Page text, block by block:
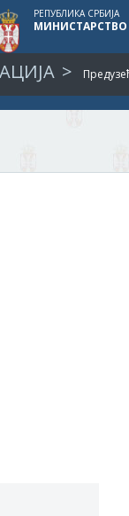
РЕПУБЛИКА СРБИЈА
МИНИСТАРСТВО